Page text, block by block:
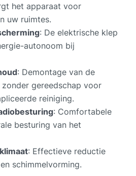
het apparaat voor
uw ruimtes.
: De elektrische klep
autonoom bij
: Demontage van de
gereedschap voor
reiniging.
: Comfortabele
besturing van het
: Effectieve reductie
schimmelvorming.